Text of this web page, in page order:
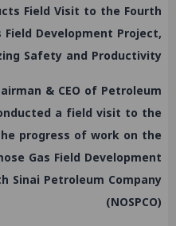
Field Visit to the Fourth
Development Project,
Safety and Productivity
& CEO of Petroleum
a field visit to the
progress of work on the
Gas Field Development
Sinai Petroleum Company
(NOSPCO)